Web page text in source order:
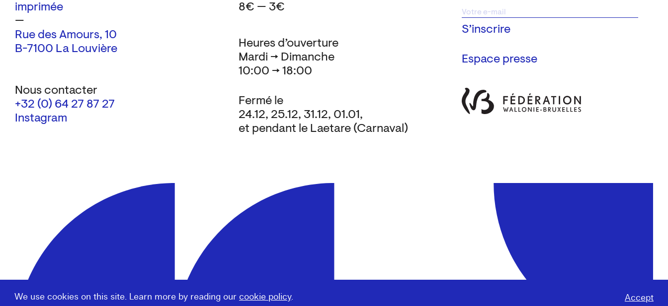
We use cookies on this site. Learn more by reading our cookie policy. Accept
imprimée
—
Rue des Amours, 10
B-7100 La Louvière
Nous contacter
+32 (0) 64 27 87 27
Instagram
Espace presse
Heures d’ouverture
Mardi → Dimanche
10:00 → 18:00
Fermé le
24.12, 25.12, 31.12, 01.01,
et pendant le Laetare (Carnaval)
8€ — 3€